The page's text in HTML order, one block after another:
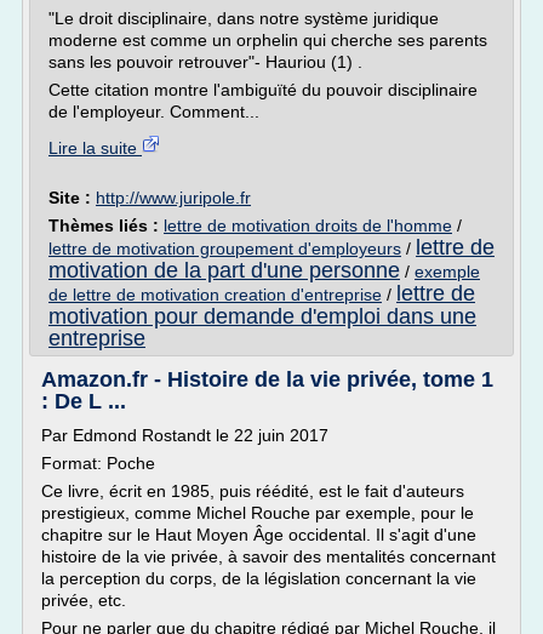
"Le droit disciplinaire, dans notre système juridique
moderne est comme un orphelin qui cherche ses parents
sans les pouvoir retrouver"- Hauriou (1) .
Cette citation montre l'ambiguïté du pouvoir disciplinaire
de l'employeur. Comment...
Lire la suite
Site : http://www.juripole.fr
Thèmes liés : lettre de motivation droits de l'homme /
lettre de motivation groupement d'employeurs / lettre de
motivation de la part d'une personne / exemple
de lettre de motivation creation d'entreprise / lettre de
motivation pour demande d'emploi dans une
entreprise
Amazon.fr - Histoire de la vie privée, tome 1
: De L ...
Par Edmond Rostandt le 22 juin 2017
Format: Poche
Ce livre, écrit en 1985, puis réédité, est le fait d'auteurs
prestigieux, comme Michel Rouche par exemple, pour le
chapitre sur le Haut Moyen Âge occidental. Il s'agit d'une
histoire de la vie privée, à savoir des mentalités concernant
la perception du corps, de la législation concernant la vie
privée, etc.
Pour ne parler que du chapitre rédigé par Michel Rouche, il